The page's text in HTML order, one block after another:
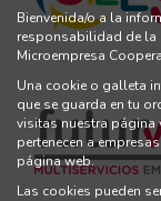
Bienvenida/o a la
responsabilidad de la
Microempresa
Una cookie o galleta
que se guarda en tu
visitas nuestra página
pertenecen a
página web.
Las cookies pueden